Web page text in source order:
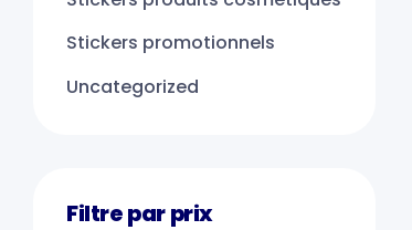
Stickers promotionnels
Uncategorized
Filtre par prix